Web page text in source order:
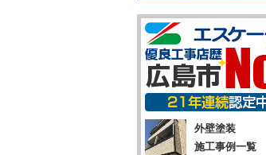
外壁塗装
施工事例一覧